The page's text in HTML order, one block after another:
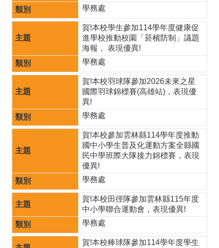
計
畫
護
學務處
賀!本校學生參加114學年度健康促
進學校推動校園「菸檳防制」議題
海報， 表現優異!
學務處
賀!本校羽球隊參加2026未來之星
國際羽球錦標賽(高雄站)，表現優
異!
學務處
賀!本校參加雲林縣114學年度推動
國中小學生普及化運動方案全縣國
民中學班際大隊接力錦標賽，表現
優異!
學務處
賀!本校田徑隊參加雲林縣115年度
中小學聯合運動會，表現優異!
學務處
賀!本校棒球隊參加114學年度學生